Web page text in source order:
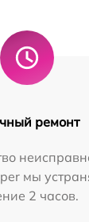
ремонт
мы
2 часов.